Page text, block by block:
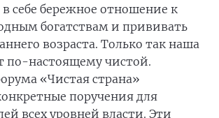
себе бережное отношение к
богатствам и прививать
возраста. Только так наша
по-настоящему чистой.
«Чистая страна»
поручения для
всех уровней власти. Эти